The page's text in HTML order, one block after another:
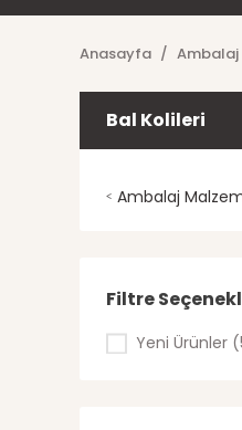
Anasayfa Ambalaj
Bal Kolileri
Ambalaj
Filtre
Yeni Ürünler